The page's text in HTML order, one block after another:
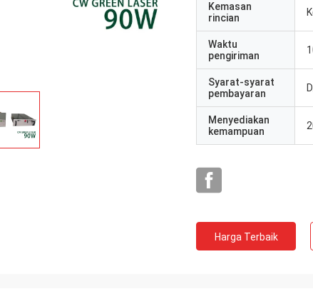
Kemasan
rincian
Waktu
pengiriman
Syarat-syarat
pembayaran
Menyediakan
kemampuan
Harga Terbaik